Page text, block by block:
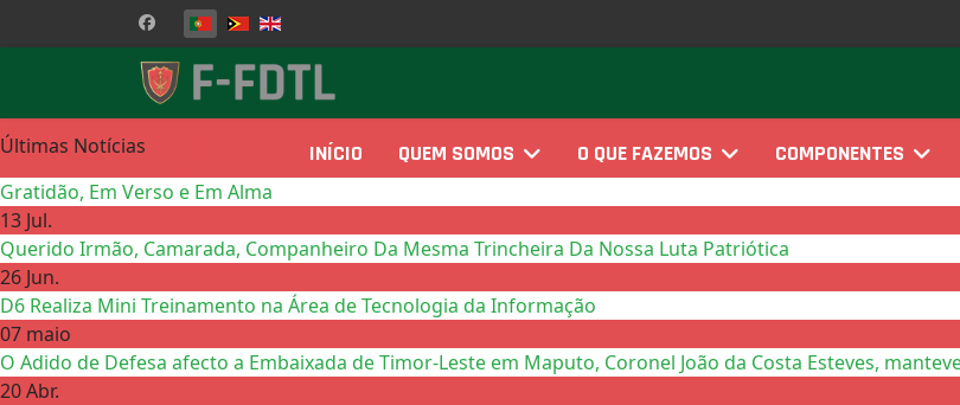
Escolha o seu idioma
INÍCIO QUEM SOMOS O QUE FAZEMOS COMPONENTES
Últimas Notícias
Gratidão, Em Verso e Em Alma
13 Jul.
Querido Irmão, Camarada, Companheiro Da Mesma Trincheira Da Nossa Luta Patriótica
26 Jun.
D6 Realiza Mini Treinamento na Área de Tecnologia da Informação
07 maio
O Adido de Defesa afecto a Embaixada de Timor-Leste em Maputo, Coronel João da Costa Esteves,
20 Abr.